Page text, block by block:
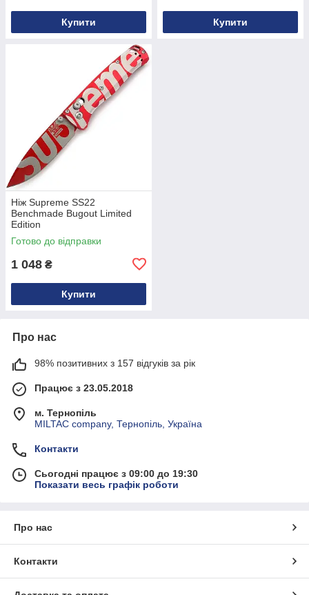
Купити Купити
Ніж Supreme SS22
Benchmade Bugout Limited
Edition
Готово до відправки
1 048 ₴
Купити
Про нас
98% позитивних з 157 відгуків за рік
Працює з 23.05.2018
м. Тернопіль
MILTAC company, Тернопіль, Україна
Контакти
Сьогодні працює з 09:00 до 19:30
Показати весь графік роботи
Про нас
Контакти